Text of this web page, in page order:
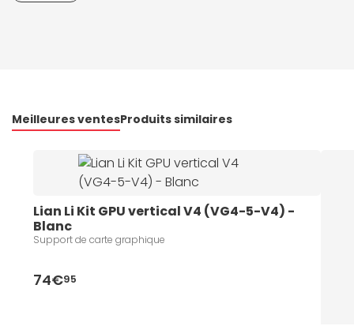
Meilleures ventesProduits similaires
Lian Li Kit GPU vertical V4 (VG4-5-V4) -
Blanc
Support de carte graphique
74€95